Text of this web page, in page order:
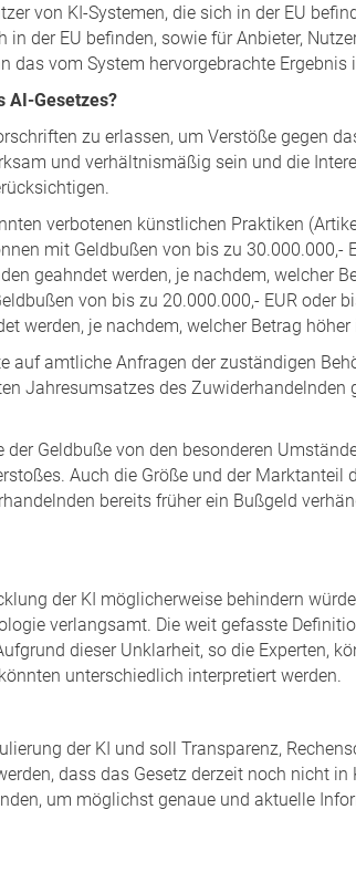
von KI-Systemen, die sich in der EU
der EU befinden, sowie für Anbieter,
das vom System hervorgebrachte Ergebnis
AI-Gesetzes?
zu erlassen, um Verstöße gegen
und verhältnismäßig sein und die
verbotenen künstlichen Praktiken
mit Geldbußen von bis zu 30.000.000,-
geahndet werden, je nachdem, welcher
von bis zu 20.000.000,- EUR oder
werden, je nachdem, welcher Betrag höher
auf amtliche Anfragen der zuständigen
Jahresumsatzes des Zuwiderhandelnden
Geldbuße von den besonderen
Auch die Größe und der Marktanteil
bereits früher ein Bußgeld
der KI möglicherweise behindern
verlangsamt. Die weit gefasste
dieser Unklarheit, so die Experten,
unterschiedlich interpretiert werden.
der KI und soll Transparenz,
dass das Gesetz derzeit noch nicht
um möglichst genaue und aktuelle